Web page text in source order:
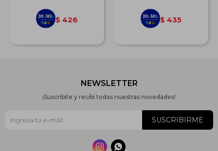
$ 426 $ 435
NEWSLETTER
¡Suscribite y recibí todas nuestras novedades!
SUSCRIBIRME
 